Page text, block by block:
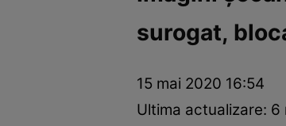
InternaționalFapt
surogat,
15 mai 2020 16:54
Ultima actualizare: 6